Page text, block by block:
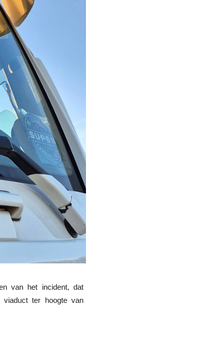
van het incident, dat
ter hoogte van